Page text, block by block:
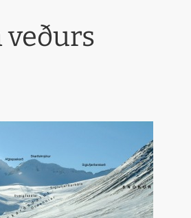
veðurs